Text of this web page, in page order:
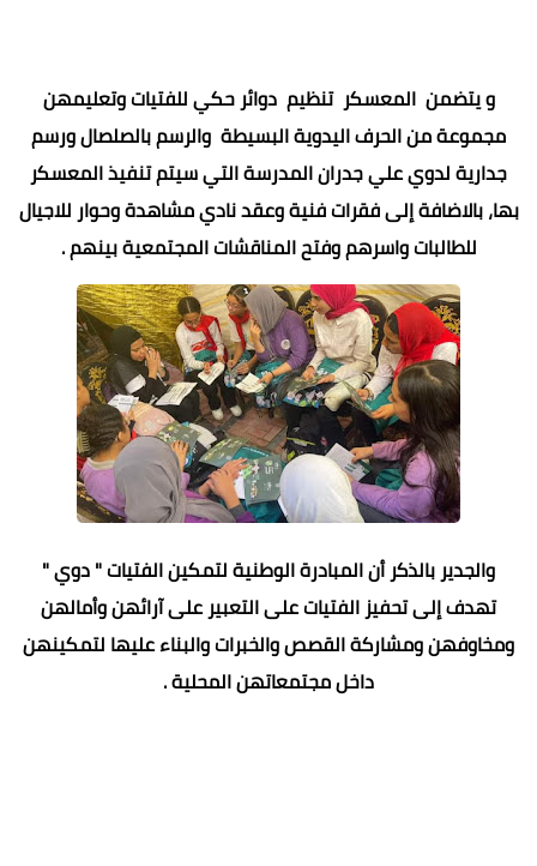
و يتضمن المعسكر تنظيم دوائر حكي للفتيات وتعليمهن
مجموعة من الحرف اليدوية البسيطة والرسم بالصلصال ورسم
جدارية لدوي علي جدران المدرسة التي سيتم تنفيذ المعسكر
بها، بالاضافة إلى فقرات فنية وعقد نادي مشاهدة وحوار للاجيال
للطالبات واسرهم وفتح المناقشات المجتمعية بينهم .
والجدير بالذكر أن المبادرة الوطنية لتمكين الفتيات " دوي "
تهدف إلى تحفيز الفتيات على التعبير على آرائهن وأمالهن
ومخاوفهن ومشاركة القصص والخبرات والبناء عليها لتمكينهن
داخل مجتمعاتهن المحلية .